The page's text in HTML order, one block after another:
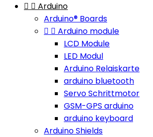
  Arduino
Arduino® Boards
  Arduino module
LCD Module
LED Modul
Arduino Relaiskarte
arduino bluetooth
Servo Schrittmotor
GSM-GPS arduino
arduino keyboard
Arduino Shields